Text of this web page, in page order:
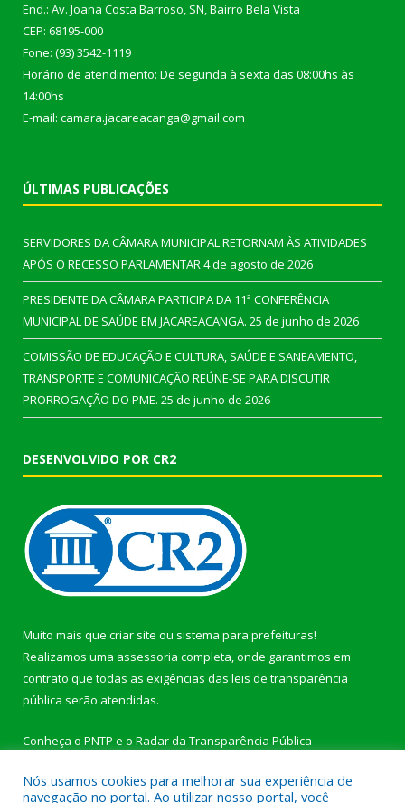
End.: Av. Joana Costa Barroso, SN, Bairro Bela Vista
CEP: 68195-000
Fone: (93) 3542-1119
Horário de atendimento: De segunda à sexta das 08:00hs às
14:00hs
E-mail: camara.jacareacanga@gmail.com
ÚLTIMAS PUBLICAÇÕES
SERVIDORES DA CÂMARA MUNICIPAL RETORNAM ÀS ATIVIDADES
APÓS O RECESSO PARLAMENTAR4 de agosto de 2026
PRESIDENTE DA CÂMARA PARTICIPA DA 11ª CONFERÊNCIA
MUNICIPAL DE SAÚDE EM JACAREACANGA. 25 de junho de 2026
COMISSÃO DE EDUCAÇÃO E CULTURA, SAÚDE E SANEAMENTO,
TRANSPORTE E COMUNICAÇÃO REÚNE-SE PARA DISCUTIR
PRORROGAÇÃO DO PME. 25 de junho de 2026
DESENVOLVIDO POR CR2
Muito mais que criar site ou sistema para prefeituras!
Realizamos uma assessoria completa, onde garantimos em
contrato que todas as exigências das leis de transparência
pública serão atendidas.
Conheça o PNTP e o Radar da Transparência Pública
Nós usamos cookies para melhorar sua experiência de
navegação no portal. Ao utilizar nosso portal, você